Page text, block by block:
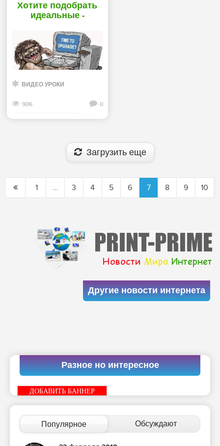
Хотите подобрать
идеальные -
ВИДЕО УРОКИ
906 0
Загрузить еще
1 ... 3 4 5 6 7 8 9 10
Другие новости интернета
Разное но интересное
ДОБАВИТЬ БАННЕР
Популярное Обсуждают